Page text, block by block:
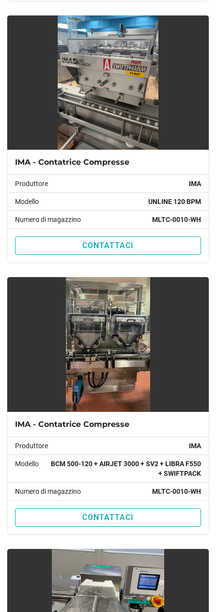
IMA - Contatrice Compresse
Produttore IMA
Modello UNLINE 120 BPM
Numero di magazzino MLTC-0010-WH
CONTATTACI
IMA - Contatrice Compresse
Produttore IMA
Modello
BCM 500-120 + AIRJET 3000 + SV2 + LIBRA F550
+ SWIFTPACK
Numero di magazzino MLTC-0010-WH
CONTATTACI